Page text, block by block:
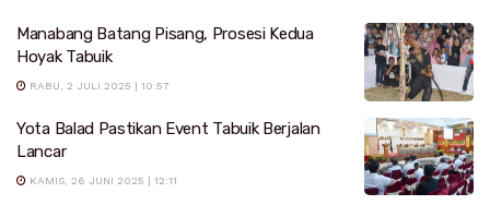
Manabang Batang Pisang, Prosesi Kedua
Hoyak Tabuik
RABU, 2 JULI 2025 | 10:57
Yota Balad Pastikan Event Tabuik Berjalan
Lancar
KAMIS, 26 JUNI 2025 | 12:11